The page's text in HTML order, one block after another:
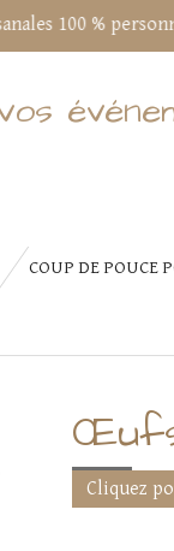
100 %
COUP DE POUCE
Cliquez